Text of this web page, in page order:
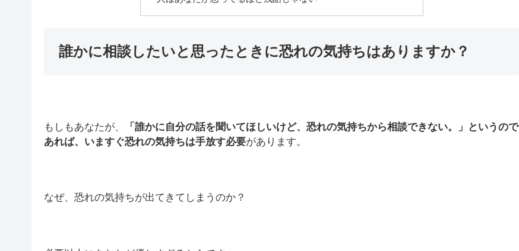
誰かに相談したいと思ったときに恐れの気持ちはありますか？
もしもあなたが、
「誰かに自分の話を聞いてほしいけど、恐れの気持ちから相談できない。」というので
あれば、いますぐ恐れの気持ちは手放す必要があります。
なぜ、恐れの気持ちが出てきてしまうのか？